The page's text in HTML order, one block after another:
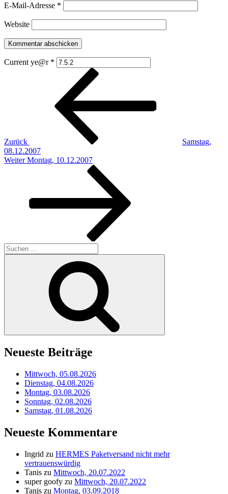
E-Mail-Adresse *
Website
Current ye@r *
Beitragsnavigation
Zurück
Samstag,
08.12.2007
Nächster
Weiter Montag, 10.12.2007
Suchen
nach:
Neueste Beiträge
Mittwoch, 05.08.2026
Dienstag, 04.08.2026
Montag, 03.08.2026
Sonntag, 02.08.2026
Samstag, 01.08.2026
Neueste Kommentare
Ingrid zu HERMES Paketversand nicht mehr
vertrauenswürdig
Tanis zu Mittwoch, 20.07.2022
super goofy zu Mittwoch, 20.07.2022
Tanis zu Montag, 03.09.2018